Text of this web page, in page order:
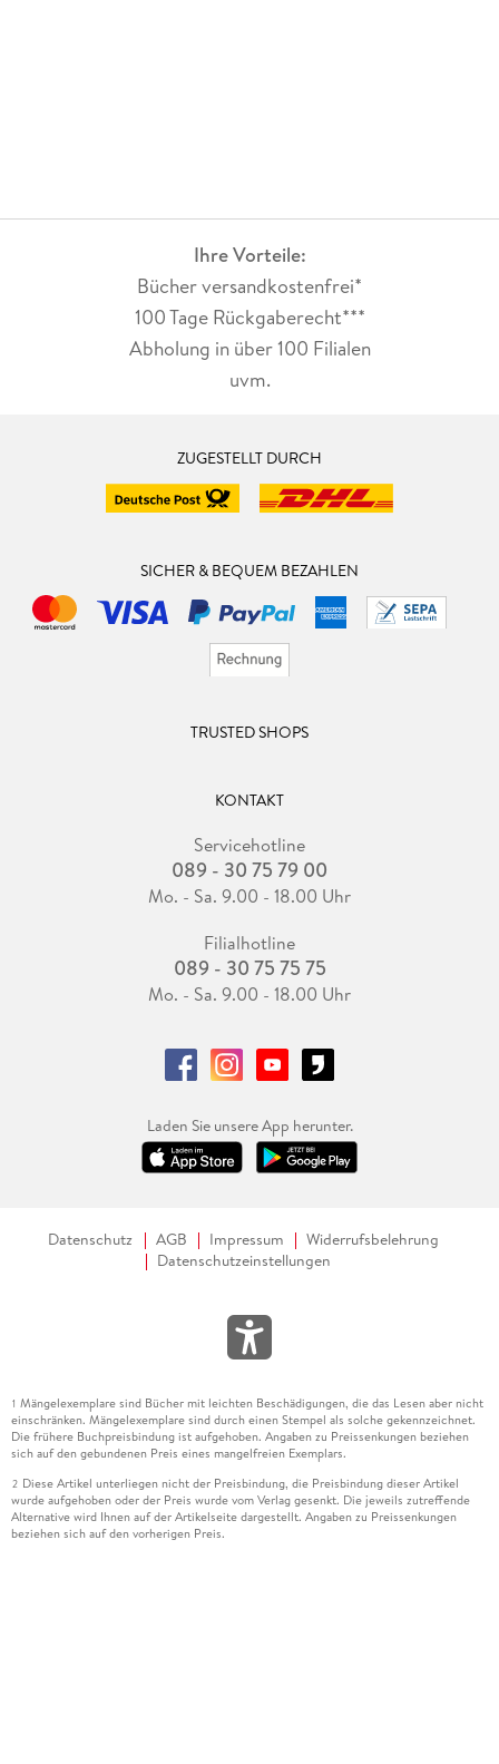
Ihre Vorteile:
Bücher versandkostenfrei*
100 Tage Rückgaberecht***
Abholung in über 100 Filialen
uvm.
ZUGESTELLT DURCH
SICHER & BEQUEM BEZAHLEN
TRUSTED SHOPS
KONTAKT
Servicehotline
089 - 30 75 79 00
Mo. - Sa. 9.00 - 18.00 Uhr
Filialhotline
089 - 30 75 75 75
Mo. - Sa. 9.00 - 18.00 Uhr
Laden Sie unsere App herunter.
Datenschutz AGB Impressum
Widerrufsbelehrung
Datenschutzeinstellungen
1 Mängelexemplare sind Bücher mit leichten Beschädigungen, die das Lesen aber nicht
einschränken. Mängelexemplare sind durch einen Stempel als solche gekennzeichnet.
Die frühere Buchpreisbindung ist aufgehoben. Angaben zu Preissenkungen beziehen
sich auf den gebundenen Preis eines mangelfreien Exemplars.
2 Diese Artikel unterliegen nicht der Preisbindung, die Preisbindung dieser Artikel
wurde aufgehoben oder der Preis wurde vom Verlag gesenkt. Die jeweils zutreffende
Alternative wird Ihnen auf der Artikelseite dargestellt. Angaben zu Preissenkungen
beziehen sich auf den vorherigen Preis.